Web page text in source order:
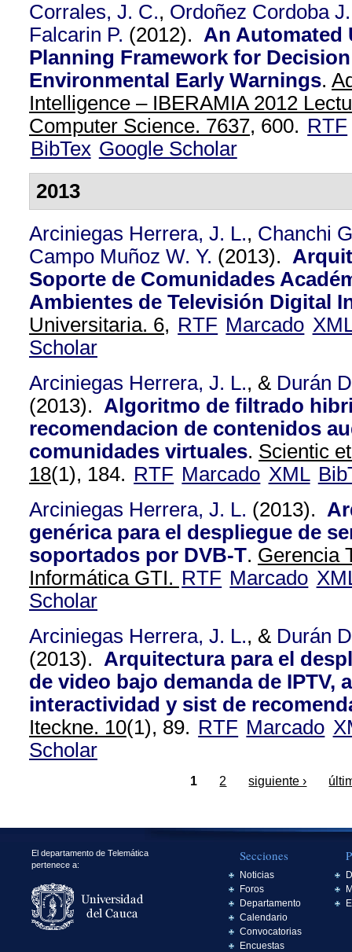
Corrales, J. C., Ordoñez Cordoba
Falcarin P. (2012). An Automated
Planning Framework for
Environmental Early Warnings.
Intelligence – IBERAMIA 2012
Computer Science. 7637, 600. RTF
BibTex Google Scholar
2013
Arciniegas Herrera, J. L., Chanchi
Campo Muñoz W. Y. (2013).
Soporte de Comunidades
Ambientes de Televisión Digital
Universitaria. 6, RTF Marcado
Scholar
Arciniegas Herrera, J. L., & Durán
(2013). Algoritmo de filtrado
recomendacion de contenidos
comunidades virtuales. Scientic
18(1), 184. RTF Marcado XML
Arciniegas Herrera, J. L. (2013).
genérica para el despliegue de
soportados por DVB-T. Gerencia
Informática GTI. RTF Marcado
Scholar
Arciniegas Herrera, J. L., & Durán
(2013). Arquitectura para el
de video bajo demanda de IPTV,
interactividad y sist de
Iteckne. 10(1), 89. RTF Marcado
Scholar
1 2 siguiente ›
El departamento de Telemática
pertenece a:
Secciones
Noticias
Foros
Departamento
Calendario
Convocatorias
Encuestas